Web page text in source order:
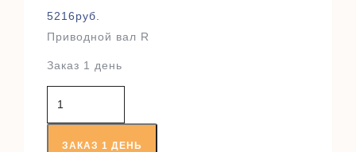
5216руб.
Приводной вал R
Заказ 1 день
товара
Приводной
валЗАКАЗ 1 ДЕНЬ